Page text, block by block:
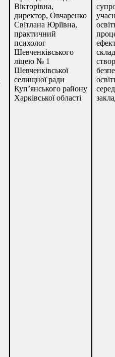
Вікторівна,
директор, Овчаренко
Світлана Юріївна,
практичний
психолог
Шевченківського
ліцею № 1
Шевченківської
селищної ради
Куп’янського району
Харківської області